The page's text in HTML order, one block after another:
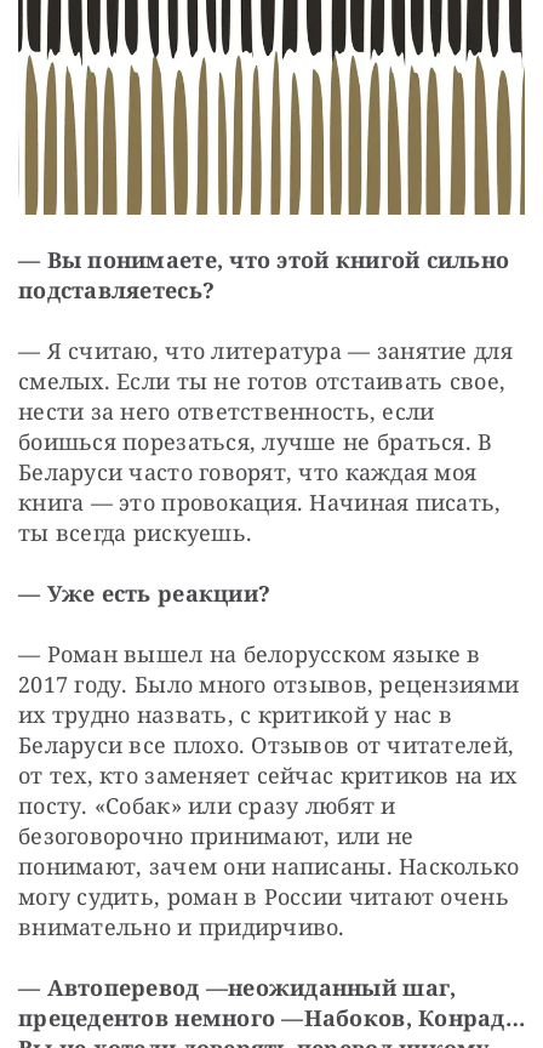
— Вы понимаете, что этой книгой сильно
подставляетесь?
— Я считаю, что литература — ​занятие для
смелых. Если ты не готов отстаивать свое,
нести за него ответственность, если
боишься порезаться, лучше не браться. В
Беларуси часто говорят, что каждая моя
книга — ​это провокация. Начиная писать,
ты всегда рискуешь.
— Уже есть реакции?
— Роман вышел на белорусском языке в
2017 году. Было много отзывов, рецензиями
их трудно назвать, с критикой у нас в
Беларуси все плохо. Отзывов от читателей,
от тех, кто заменяет сейчас критиков на их
посту. «Собак» или сразу любят и
безоговорочно принимают, или не
понимают, зачем они написаны. Насколько
могу судить, роман в России читают очень
внимательно и придирчиво.
— Автоперевод —неожиданный шаг,
прецедентов немного —Набоков, Конрад…